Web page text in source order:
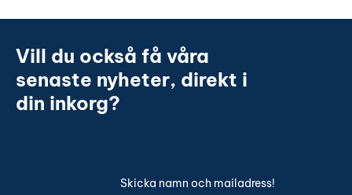
Vill du också få våra
senaste nyheter, direkt i
din inkorg?
Skicka namn och mailadress!